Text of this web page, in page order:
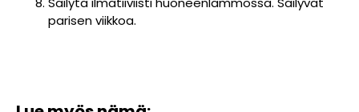
parisen viikkoa.